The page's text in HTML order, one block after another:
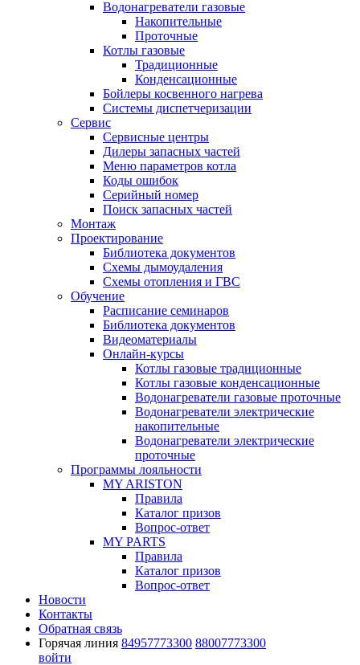
Водонагреватели газовые
Накопительные
Проточные
Котлы газовые
Традиционные
Конденсационные
Бойлеры косвенного нагрева
Системы диспетчеризации
Сервис
Сервисные центры
Дилеры запасных частей
Меню параметров котла
Коды ошибок
Серийный номер
Поиск запасных частей
Монтаж
Проектирование
Библиотека документов
Схемы дымоудаления
Схемы отопления и ГВС
Обучение
Расписание семинаров
Библиотека документов
Видеоматериалы
Онлайн-курсы
Котлы газовые традиционные
Котлы газовые конденсационные
Водонагреватели газовые проточные
Водонагреватели электрические
накопительные
Водонагреватели электрические
проточные
Программы лояльности
MY ARISTON
Правила
Каталог призов
Вопрос-ответ
MY PARTS
Правила
Каталог призов
Вопрос-ответ
Новости
Контакты
Обратная связь
Горячая линия 84957773300 88007773300
войти